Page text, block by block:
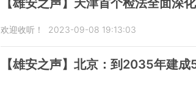
【雄安之声】天津首个检法全面深
欢迎收听！ 2023-09-08 19:13:03
【雄安之声】北京：到2035年建